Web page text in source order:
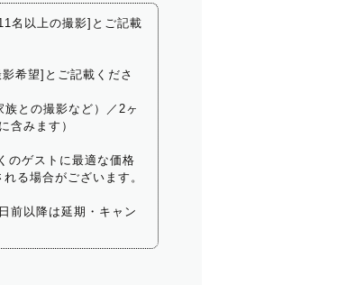
名以上の撮影]とご記載
希望]とご記載くださ
との撮影など）／2ヶ
含みます）
のゲストに最適な価格
る場合がございます。
前以降は延期・キャン